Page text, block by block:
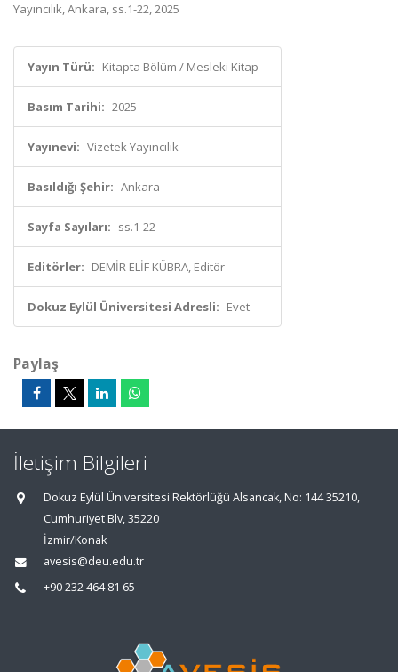
Yayıncılık, Ankara, ss.1-22, 2025
Yayın Türü: Kitapta Bölüm / Mesleki Kitap
Basım Tarihi: 2025
Yayınevi: Vizetek Yayıncılık
Basıldığı Şehir: Ankara
Sayfa Sayıları: ss.1-22
Editörler: DEMİR ELİF KÜBRA, Editör
Dokuz Eylül Üniversitesi Adresli: Evet
Paylaş
İletişim Bilgileri
Dokuz Eylül Üniversitesi Rektörlüğü Alsancak, No: 144 35210,
Cumhuriyet Blv, 35220
İzmir/Konak
avesis@deu.edu.tr
+90 232 464 81 65